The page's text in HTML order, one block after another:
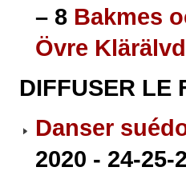
– 8 Bakmes
Övre
DIFFUSER LE
Danser
2020 - 24-